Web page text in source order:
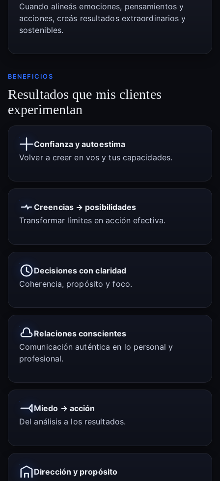
Cuando alineás emociones, pensamientos y
acciones, creás resultados extraordinarios y
sostenibles.
BENEFICIOS
Resultados que mis clientes
experimentan
Confianza y autoestima
Volver a creer en vos y tus capacidades.
Creencias → posibilidades
Transformar límites en acción efectiva.
Decisiones con claridad
Coherencia, propósito y foco.
Relaciones conscientes
Comunicación auténtica en lo personal y
profesional.
Miedo → acción
Del análisis a los resultados.
Dirección y propósito